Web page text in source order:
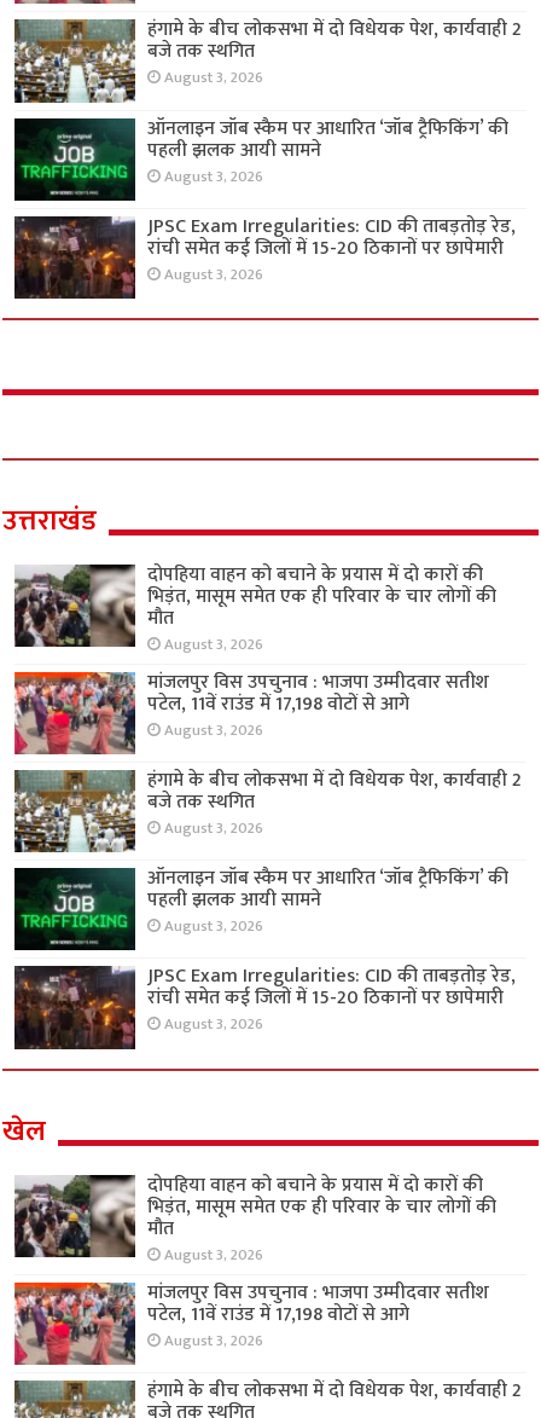
हंगामे के बीच लोकसभा में दो विधेयक पेश, कार्यवाही 2
बजे तक स्थगित
August 3, 2026
ऑनलाइन जॉब स्कैम पर आधारित ‘जॉब ट्रैफिकिंग’ की
पहली झलक आयी सामने
August 3, 2026
JPSC Exam Irregularities: CID की ताबड़तोड़ रेड,
रांची समेत कई जिलों में 15-20 ठिकानों पर छापेमारी
August 3, 2026
उत्तराखंड
दोपहिया वाहन को बचाने के प्रयास में दो कारों की
भिड़ंत, मासूम समेत एक ही परिवार के चार लोगों की
मौत
August 3, 2026
मांजलपुर विस उपचुनाव : भाजपा उम्मीदवार सतीश
पटेल, 11वें राउंड में 17,198 वोटों से आगे
August 3, 2026
हंगामे के बीच लोकसभा में दो विधेयक पेश, कार्यवाही 2
बजे तक स्थगित
August 3, 2026
ऑनलाइन जॉब स्कैम पर आधारित ‘जॉब ट्रैफिकिंग’ की
पहली झलक आयी सामने
August 3, 2026
JPSC Exam Irregularities: CID की ताबड़तोड़ रेड,
रांची समेत कई जिलों में 15-20 ठिकानों पर छापेमारी
August 3, 2026
खेल
दोपहिया वाहन को बचाने के प्रयास में दो कारों की
भिड़ंत, मासूम समेत एक ही परिवार के चार लोगों की
मौत
August 3, 2026
मांजलपुर विस उपचुनाव : भाजपा उम्मीदवार सतीश
पटेल, 11वें राउंड में 17,198 वोटों से आगे
August 3, 2026
हंगामे के बीच लोकसभा में दो विधेयक पेश, कार्यवाही 2